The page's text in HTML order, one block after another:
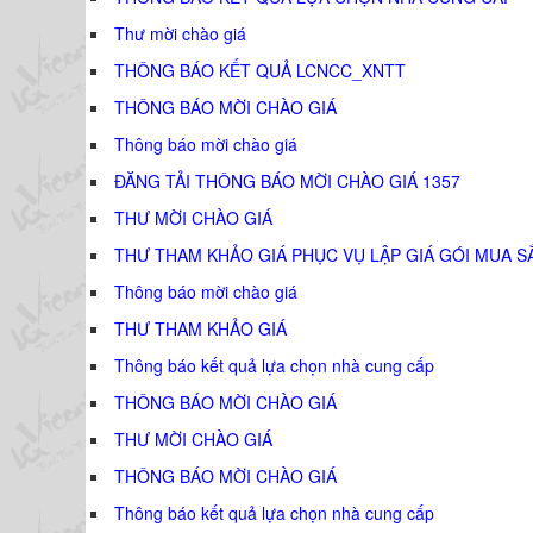
Thư mời chào giá
THÔNG BÁO KẾT QUẢ LCNCC_XNTT
THÔNG BÁO MỜI CHÀO GIÁ
Thông báo mời chào giá
ĐĂNG TẢI THÔNG BÁO MỜI CHÀO GIÁ 1357
THƯ MỜI CHÀO GIÁ
THƯ THAM KHẢO GIÁ PHỤC VỤ LẬP GIÁ GÓI MUA
Thông báo mời chào giá
THƯ THAM KHẢO GIÁ
Thông báo kết quả lựa chọn nhà cung cấp
THÔNG BÁO MỜI CHÀO GIÁ
THƯ MỜI CHÀO GIÁ
THÔNG BÁO MỜI CHÀO GIÁ
Thông báo kết quả lựa chọn nhà cung cấp